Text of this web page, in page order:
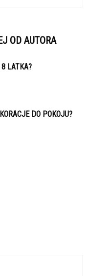
OD AUTORA
LATKA?
DO POKOJU?